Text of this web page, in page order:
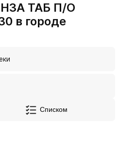
ТАБ П/О
в городе
Списком